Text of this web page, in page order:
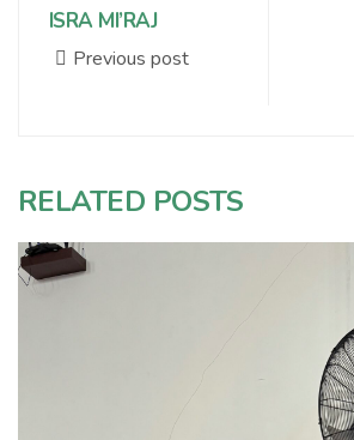
ISRA MI’RAJ
Previous post
RELATED POSTS